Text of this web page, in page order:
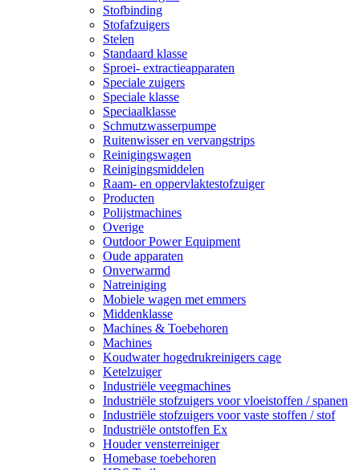
Stofbinding
Stofafzuigers
Stelen
Standaard klasse
Sproei- extractieapparaten
Speciale zuigers
Speciale klasse
Speciaalklasse
Schmutzwasserpumpe
Ruitenwisser en vervangstrips
Reinigingswagen
Reinigingsmiddelen
Raam- en oppervlaktestofzuiger
Producten
Polijstmachines
Overige
Outdoor Power Equipment
Oude apparaten
Onverwarmd
Natreiniging
Mobiele wagen met emmers
Middenklasse
Machines & Toebehoren
Machines
Koudwater hogedrukreinigers cage
Ketelzuiger
Industriële veegmachines
Industriële stofzuigers voor vloeistoffen / spanen
Industriële stofzuigers voor vaste stoffen / stof
Industriële ontstoffen Ex
Houder vensterreiniger
Homebase toebehoren